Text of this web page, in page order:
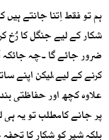
ہم تو فقط اِتنا جانتے
شکار کے لیے جنگل کا رُخ
ضرور جائے گا ۔چہ
کرنے کے لیے،لیکن اپنے
علاوہ کچھ اور حفاظتی
پر جانے کامطلب تو یہ ہی